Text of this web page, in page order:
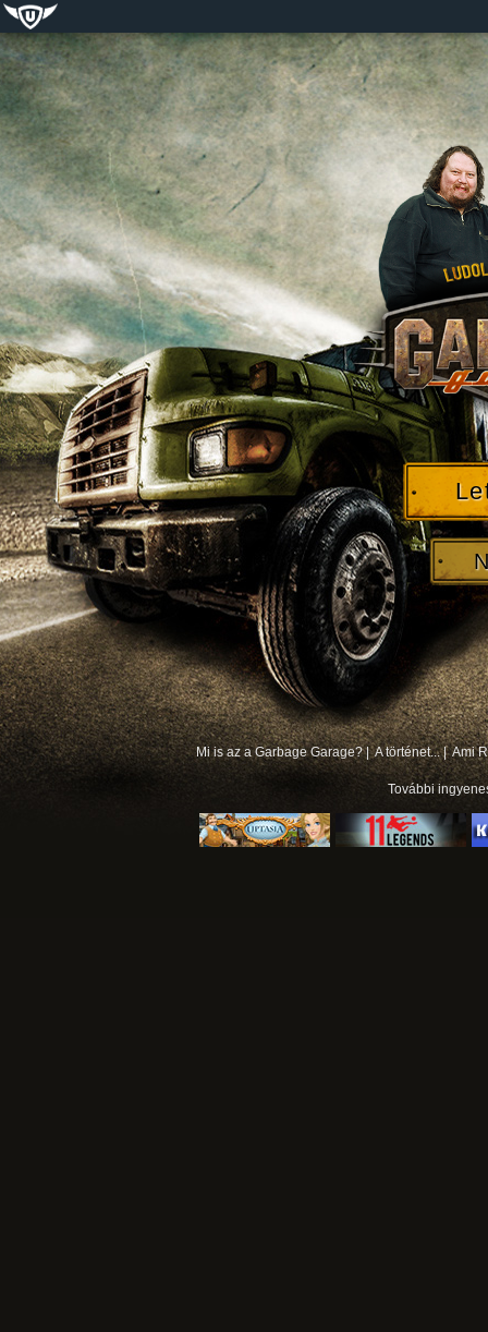
Mi is az a Garbage Garage? |A történet... |Ami
További